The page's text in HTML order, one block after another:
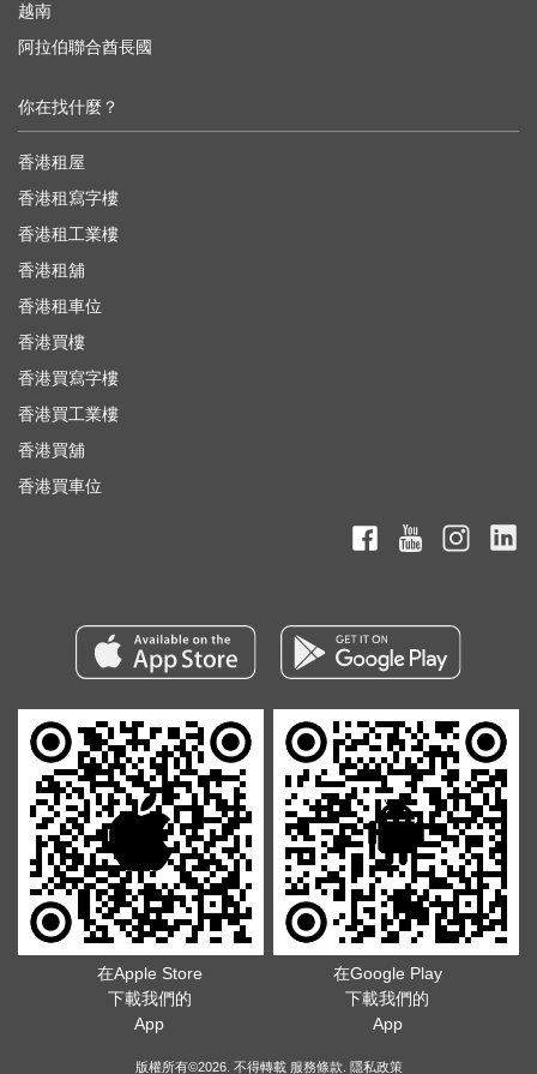
越南
阿拉伯聯合酋長國
你在找什麼？
香港租屋
香港租寫字樓
香港租工業樓
香港租舖
香港租車位
香港買樓
香港買寫字樓
香港買工業樓
香港買舖
香港買車位
在Apple Store
下載我們的
App
在Google Play
下載我們的
App
版權所有©2026. 不得轉載 服務條款 隱私政策